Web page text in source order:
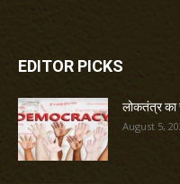
EDITOR PICKS
लोकतंत्र
August 5,